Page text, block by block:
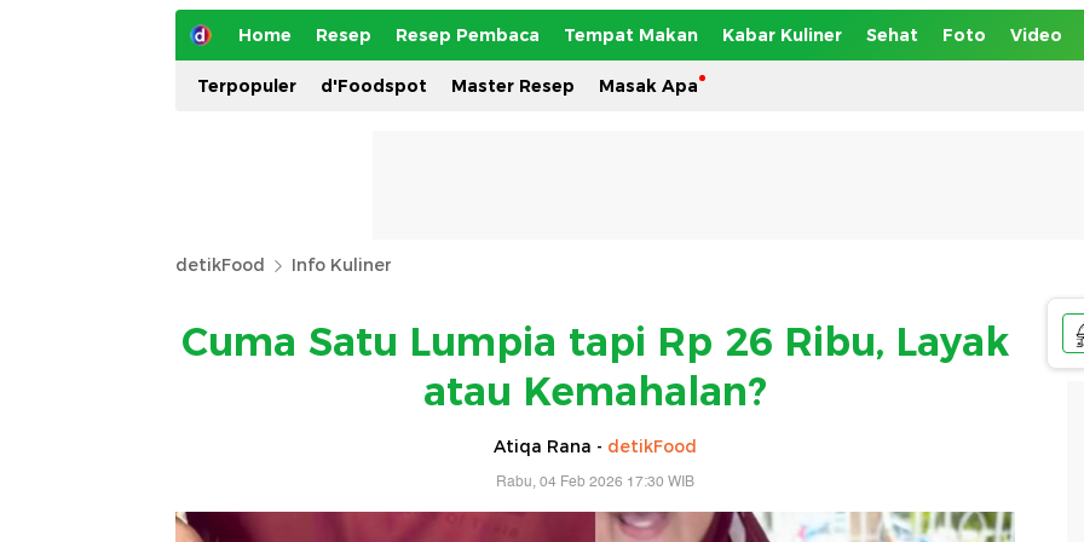
Home Resep Resep Pembaca Tempat Makan Kabar Kuliner Sehat Foto Video
Terpopuler d'Foodspot Master Resep Masak Apa
detikFood Info Kuliner
Cuma Satu Lumpia tapi Rp 26 Ribu, Layak
atau Kemahalan?
Atiqa Rana - detikFood
Rabu, 04 Feb 2026 17:30 WIB